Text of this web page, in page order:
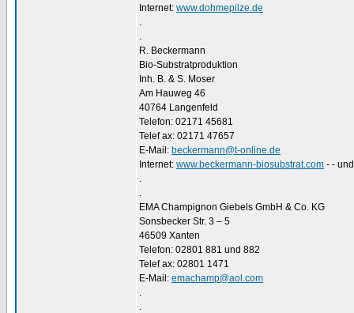
Internet: www.dohmepilze.de
.
.
R. Beckermann
Bio-Substratproduktion
Inh. B. & S. Moser
Am Hauweg 46
40764 Langenfeld
Telefon: 02171 45681
Telef ax: 02171 47657
E-Mail: beckermann@t-online.de
Internet: www.beckermann-biosubstrat.com - -
.
.
EMA Champignon Giebels GmbH & Co. KG
Sonsbecker Str. 3 – 5
46509 Xanten
Telefon: 02801 881 und 882
Telef ax: 02801 1471
E-Mail: emachamp@aol.com
.
.